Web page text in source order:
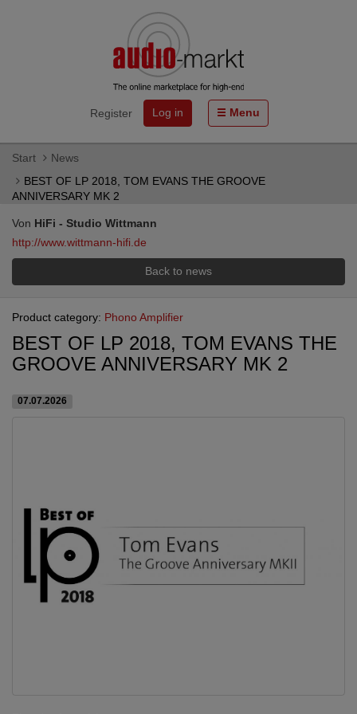
Register Log in Menu
Start
News
BEST OF LP 2018, TOM EVANS THE GROOVE
ANNIVERSARY MK 2
Von HiFi - Studio Wittmann
http://www.wittmann-hifi.de
Back to news
Product category: Phono Amplifier
BEST OF LP 2018, TOM EVANS THE
GROOVE ANNIVERSARY MK 2
07.07.2026